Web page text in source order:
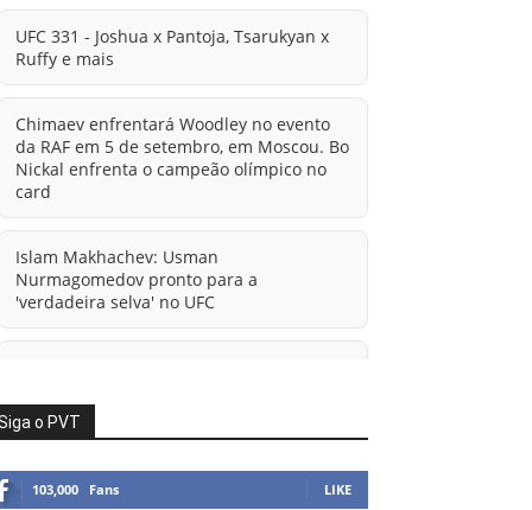
UFC 331 - Joshua x Pantoja, Tsarukyan x
Ruffy e mais
Chimaev enfrentará Woodley no evento
da RAF em 5 de setembro, em Moscou. Bo
Nickal enfrenta o campeão olímpico no
card
Islam Makhachev: Usman
Nurmagomedov pronto para a
'verdadeira selva' no UFC
informações sobre possível mudança
para o UFC após novas negociações.
Islam Makhachev: Há concorrentes
o PVT
103,000 Fans LIKE